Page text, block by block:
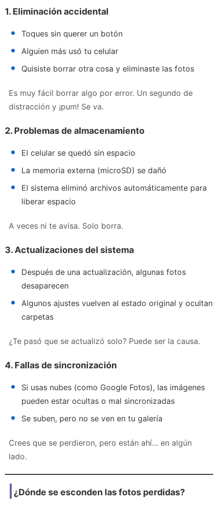
1. Eliminación accidental
Toques sin querer un botón
Alguien más usó tu celular
Quisiste borrar otra cosa y eliminaste las fotos
Es muy fácil borrar algo por error. Un segundo de
distracción y ¡pum! Se va.
2. Problemas de almacenamiento
El celular se quedó sin espacio
La memoria externa (microSD) se dañó
El sistema eliminó archivos automáticamente para
liberar espacio
A veces ni te avisa. Solo borra.
3. Actualizaciones del sistema
Después de una actualización, algunas fotos
desaparecen
Algunos ajustes vuelven al estado original y ocultan
carpetas
¿Te pasó que se actualizó solo? Puede ser la causa.
4. Fallas de sincronización
Si usas nubes (como Google Fotos), las imágenes
pueden estar ocultas o mal sincronizadas
Se suben, pero no se ven en tu galería
Crees que se perdieron, pero están ahí… en algún
lado.
¿Dónde se esconden las fotos perdidas?